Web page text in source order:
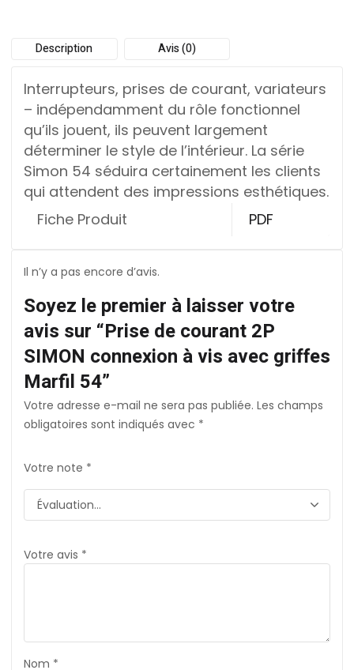
Description Avis (0)
Interrupteurs, prises de courant, variateurs
– indépendamment du rôle fonctionnel
qu’ils jouent, ils peuvent largement
déterminer le style de l’intérieur. La série
Simon 54 séduira certainement les clients
qui attendent des impressions esthétiques.
Fiche Produit
PDF
Il n’y a pas encore d’avis.
Soyez le premier à laisser votre
avis sur “Prise de courant 2P
SIMON connexion à vis avec griffes
Marfil 54”
Votre adresse e-mail ne sera pas publiée. Les champs
obligatoires sont indiqués avec *
Votre note *
Votre avis *
Nom *